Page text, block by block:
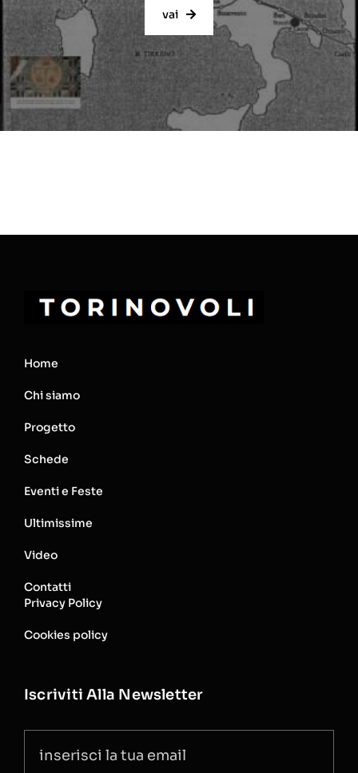
vai
Home
Chi siamo
Progetto
Schede
Eventi e Feste
Ultimissime
Video
Contatti
Privacy Policy
Cookies policy
Iscriviti Alla Newsletter